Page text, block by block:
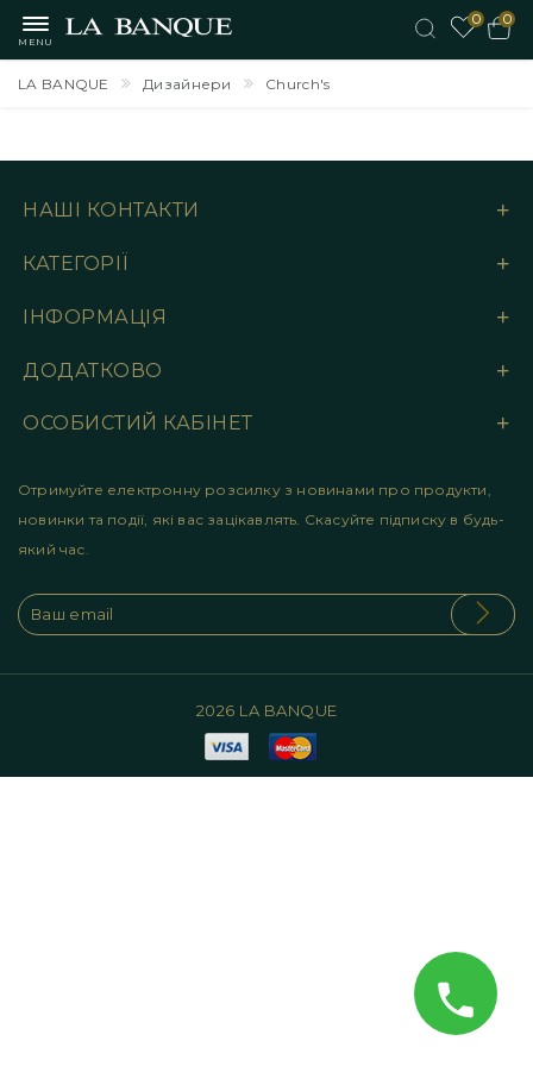
MENU
0
0
LA BANQUE Дизайнери Church's
НАШІ КОНТАКТИ
КАТЕГОРІЇ
ІНФОРМАЦІЯ
ДОДАТКОВО
ОСОБИСТИЙ КАБІНЕТ
Отримуйте електронну розсилку з новинами про продукти,
новинки та події, які вас зацікавлять. Скасуйте підписку в будь-
який час.
2026 LA BANQUE